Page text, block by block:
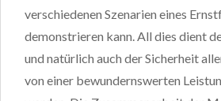
verschiedenen Szenarien eines
demonstrieren kann. All dies dient
und natürlich auch der Sicherheit
von einer bewundernswerten